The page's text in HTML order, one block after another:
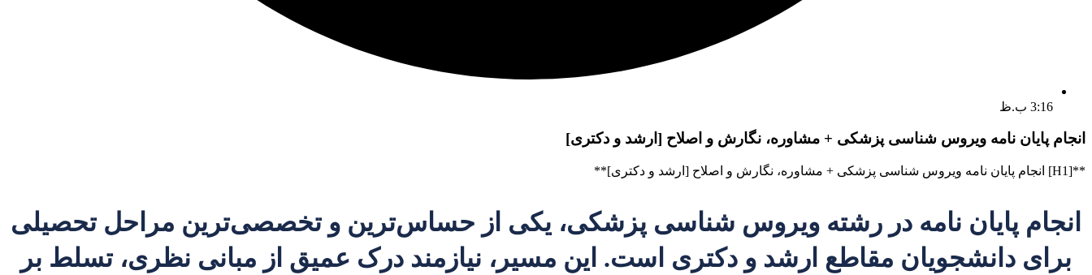
3:16 ب.ظ
انجام پایان نامه ویروس شناسی پزشکی + مشاوره، نگارش و اصلاح [ارشد و دکتری]
**[H1] انجام پایان نامه ویروس شناسی پزشکی + مشاوره، نگارش و اصلاح [ارشد و دکتری]**
انجام پایان نامه در رشته ویروس شناسی پزشکی، یکی از حساس‌ترین و تخصصی‌ترین مراحل تحصیلی
برای دانشجویان مقاطع ارشد و دکتری است. این مسیر، نیازمند درک عمیق از مبانی نظری، تسلط بر